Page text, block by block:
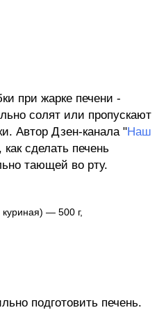
при жарке печени -
солят или пропускают
Автор Дзен-канала "Наш
как сделать печень
тающей во рту.
— 500 г,
подготовить печень.